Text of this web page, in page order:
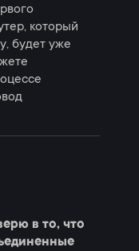
который
будет уже
в то, что